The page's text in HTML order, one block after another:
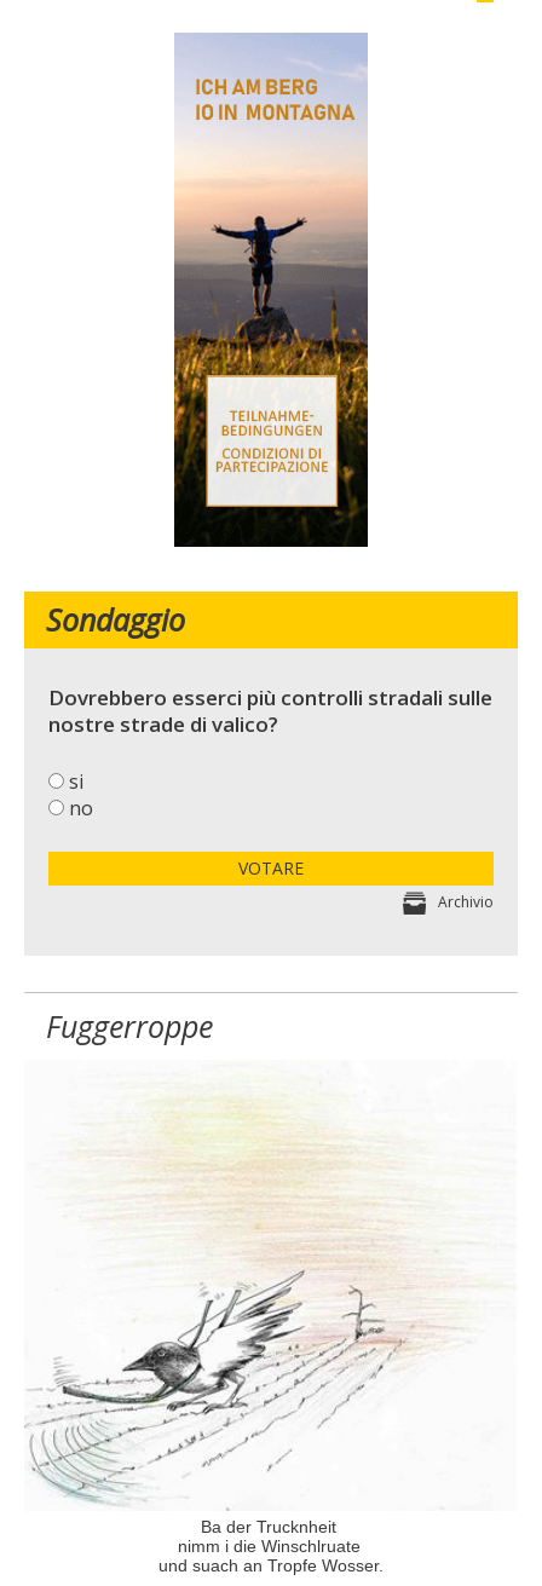
Sondaggio
Dovrebbero esserci più controlli stradali sulle
nostre strade di valico?
si
no
VOTARE
Archivio
Fuggerroppe
Ba der Trucknheit
nimm i die Winschlruate
und suach an Tropfe Wosser.